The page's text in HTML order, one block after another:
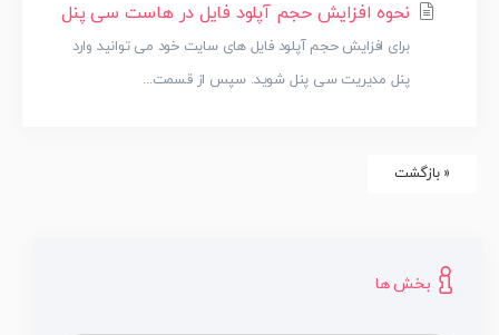
نحوه افزایش حجم آپلود فایل در هاست سی پنل
برای افزایش حجم آپلود فایل های سایت خود می توانید وارد
پنل مدیریت سی پنل شوید. سپس از قسمت...
« بازگشت
بخش ها